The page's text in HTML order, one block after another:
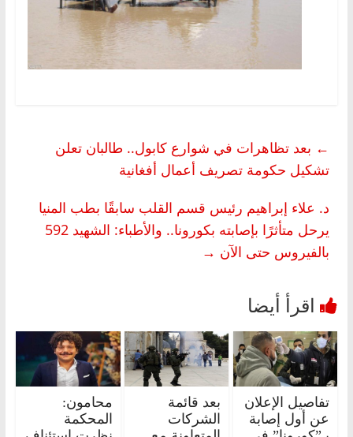
← بعد تظاهرات في شوارع كابول.. طالبان تعلن
تشكيل حكومة تصريف أعمال أفغانية
د. علاء إبراهيم رئيس قسم القلب سابقًا بطب المنيا
يرحل متأثرًا بإصابته بكورونا.. والأطباء: الشهيد 592
بالفيروس حتى الآن →
تفاصيل الإعلان
عن أول إصابة
بعد قائمة
الشركات
محامون:
المحكمة